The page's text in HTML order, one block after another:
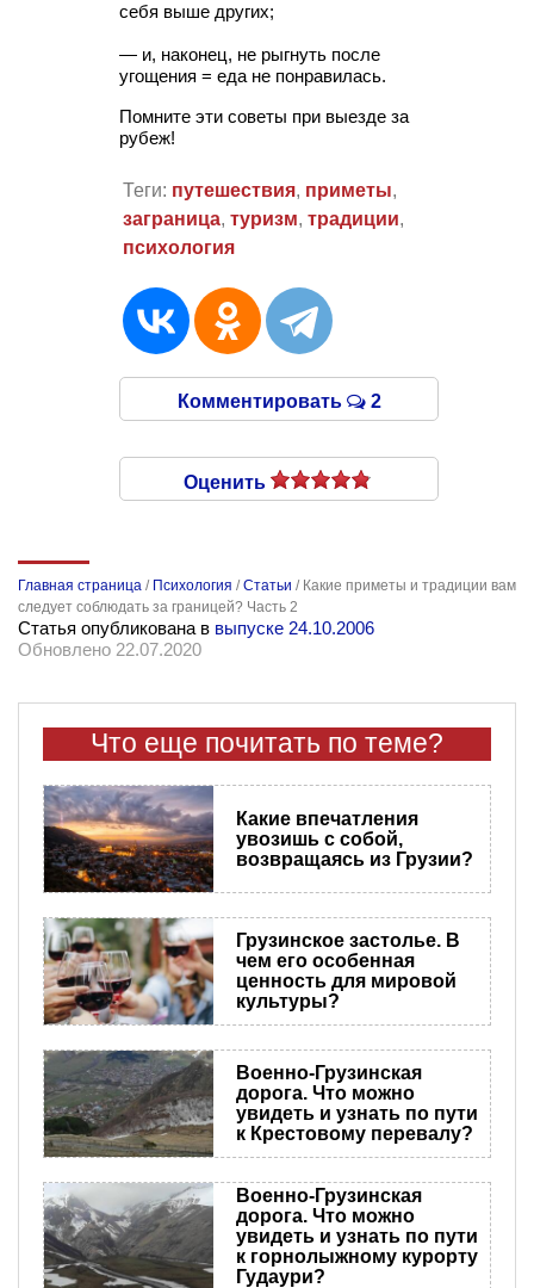
себя выше других;
— и, наконец, не рыгнуть после
угощения = еда не понравилась.
Помните эти советы при выезде за
рубеж!
Теги: путешествия, приметы,
заграница, туризм, традиции,
психология
Комментировать 2
Оценить
Главная страница / Психология /Статьи / Какие приметы и традиции вам
следует соблюдать за границей? Часть 2
Статья опубликована в выпуске 24.10.2006
Обновлено 22.07.2020
Что еще почитать по теме?
Какие впечатления
увозишь с собой,
возвращаясь из Грузии?
Грузинское застолье. В
чем его особенная
ценность для мировой
культуры?
Военно-Грузинская
дорога. Что можно
увидеть и узнать по пути
к Крестовому перевалу?
Военно-Грузинская
дорога. Что можно
увидеть и узнать по пути
к горнолыжному курорту
Гудаури?